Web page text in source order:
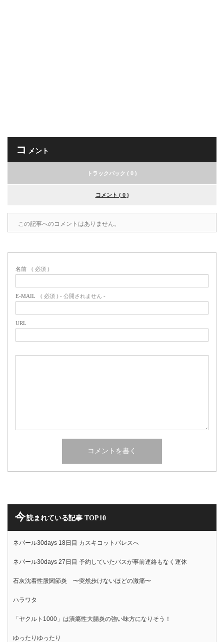
コ メント
トラックバック ( 0 )
コメント ( 0 )
この記事へのコメントはありません。
名前 ( 必須 )
E-MAIL ( 必須 ) - 公開されません -
URL
今読まれている記事 TOP10
ネパール30days 18日目 カスキコットパレスへ
ネパール30days 27日目 予約していたバスが事前連絡もなく運休
石灰沈着性股関節炎 〜突然歩けないほどの激痛〜
ハラワタ
「ヤクルト1000」は潰瘍性大腸炎の強い味方になりそう！
ゆったりゆったり